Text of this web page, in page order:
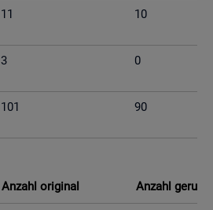
11 10
3 0
101 90
An­zahl ori­gi­nal An­zahl